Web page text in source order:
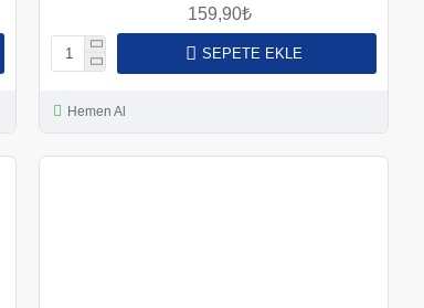
159,90₺
SEPETE EKLE
Hemen Al